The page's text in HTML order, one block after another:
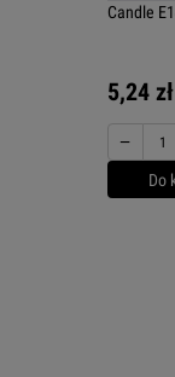
Candle
5,24 zł
−
Do